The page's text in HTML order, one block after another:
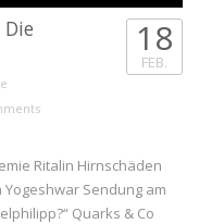
18
FEB.
Ritalin Hirnschäden
Sendung am
Quarks & Co